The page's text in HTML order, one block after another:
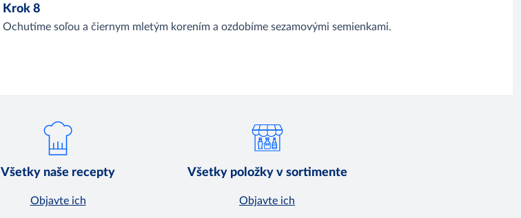
Krok 8
Ochutíme soľou a čiernym mletým korením a ozdobíme sezamovými semienkami.
Všetky naše recepty
Objavte ich
Všetky položky v sortimente
Objavte ich